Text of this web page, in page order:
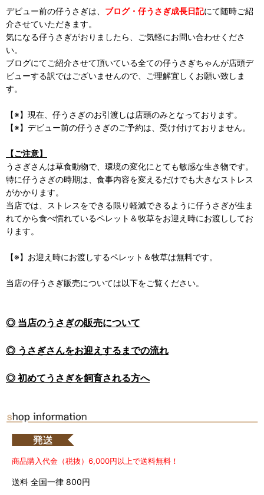
デビュー前の仔うさぎは、 ブログ・仔うさぎ成長日記にて随時ご紹
介させていただきます。
気になる仔うさぎがおりましたら、ご気軽にお問い合わせくださ
い。
ブログにてご紹介させて頂いている全ての仔うさぎちゃんが店頭デ
ビューする訳ではございませんので、ご理解宜しくお願い致しま
す。
【※】現在、仔うさぎのお引渡しは店頭のみとなっております。
【※】デビュー前の仔うさぎのご予約は、受け付けておりません。
【ご注意】
うさぎさんは草食動物で、環境の変化にとても敏感な生き物です。
特に仔うさぎの時期は、食事内容を変えるだけでも大きなストレス
がかかります。
当店では、ストレスをできる限り軽減できるように仔うさぎが生ま
れてから食べ慣れているペレット＆牧草をお迎え時にお渡ししてお
ります。
【※】お迎え時にお渡しするペレット＆牧草は無料です。
当店の仔うさぎ販売については以下をご覧ください。
◎ 当店のうさぎの販売について
◎ うさぎさんをお迎えするまでの流れ
◎ 初めてうさぎを飼育される方へ
商品購入代金（税抜）6,000円以上で送料無料！
送料 全国一律 800円